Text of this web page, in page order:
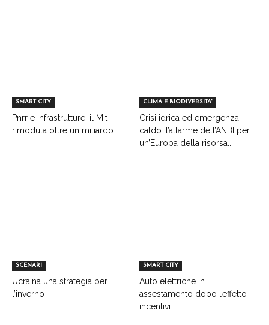
SMART CITY
Pnrr e infrastrutture, il Mit
rimodula oltre un miliardo
CLIMA E BIODIVERSITA'
Crisi idrica ed emergenza
caldo: l’allarme dell’ANBI per
un’Europa della risorsa...
SCENARI
Ucraina una strategia per
l’inverno
SMART CITY
Auto elettriche in
assestamento dopo l’effetto
incentivi